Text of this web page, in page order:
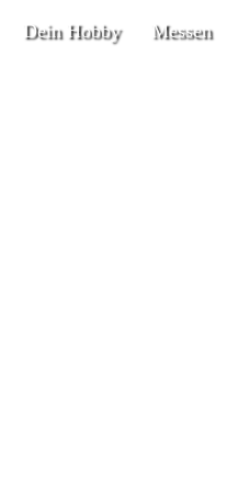
Dein Hobby Messen